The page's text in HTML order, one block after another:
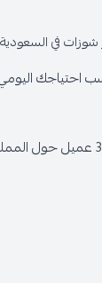
في
احتياجك